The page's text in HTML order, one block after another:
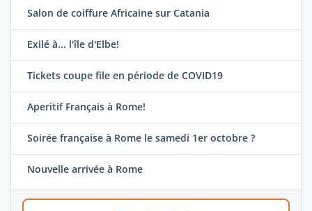
Salon de coiffure Africaine sur Catania
Exilé à... l'île d'Elbe!
Tickets coupe file en période de COVID19
Aperitif Français à Rome!
Soirée française à Rome le samedi 1er octobre ?
Nouvelle arrivée à Rome